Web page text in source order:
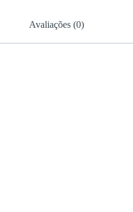
Avaliações (0)